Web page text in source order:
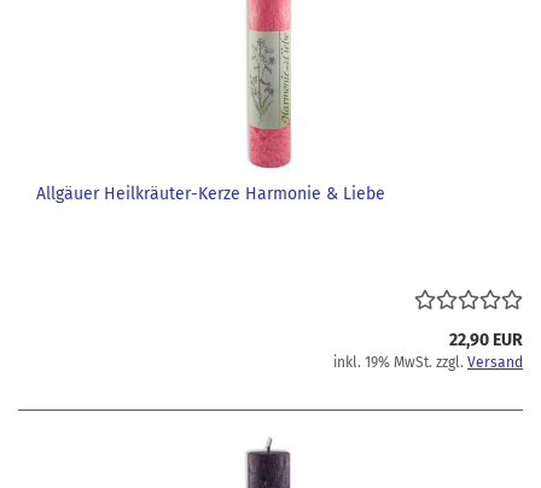
Allgäuer Heilkräuter-Kerze Harmonie & Liebe
22,90 EUR
inkl. 19% MwSt. zzgl. Versand